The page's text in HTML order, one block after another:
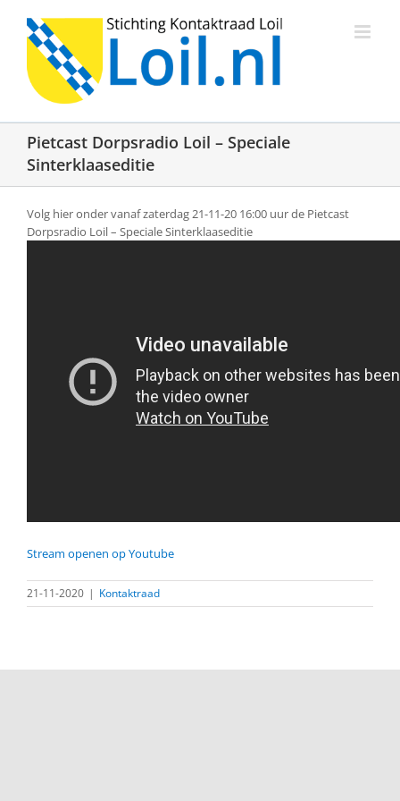
inhoud
Pietcast Dorpsradio Loil – Speciale
Sinterklaaseditie
Volg hier onder vanaf zaterdag 21-11-20 16:00 uur de Pietcast
Dorpsradio Loil – Speciale Sinterklaaseditie
Stream openen op Youtube
21-11-2020 | Kontaktraad